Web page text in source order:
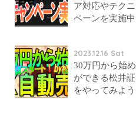
ア対応やテク
ペーンを実施中
2023.12.16 Sat
30万円から始
ができる松井
をやってみよう